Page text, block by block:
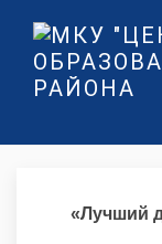
«Лучший